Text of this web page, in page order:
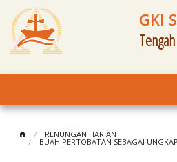
GKI
Tengah
RENUNGAN HARIAN
BUAH PERTOBATAN SEBAGAI